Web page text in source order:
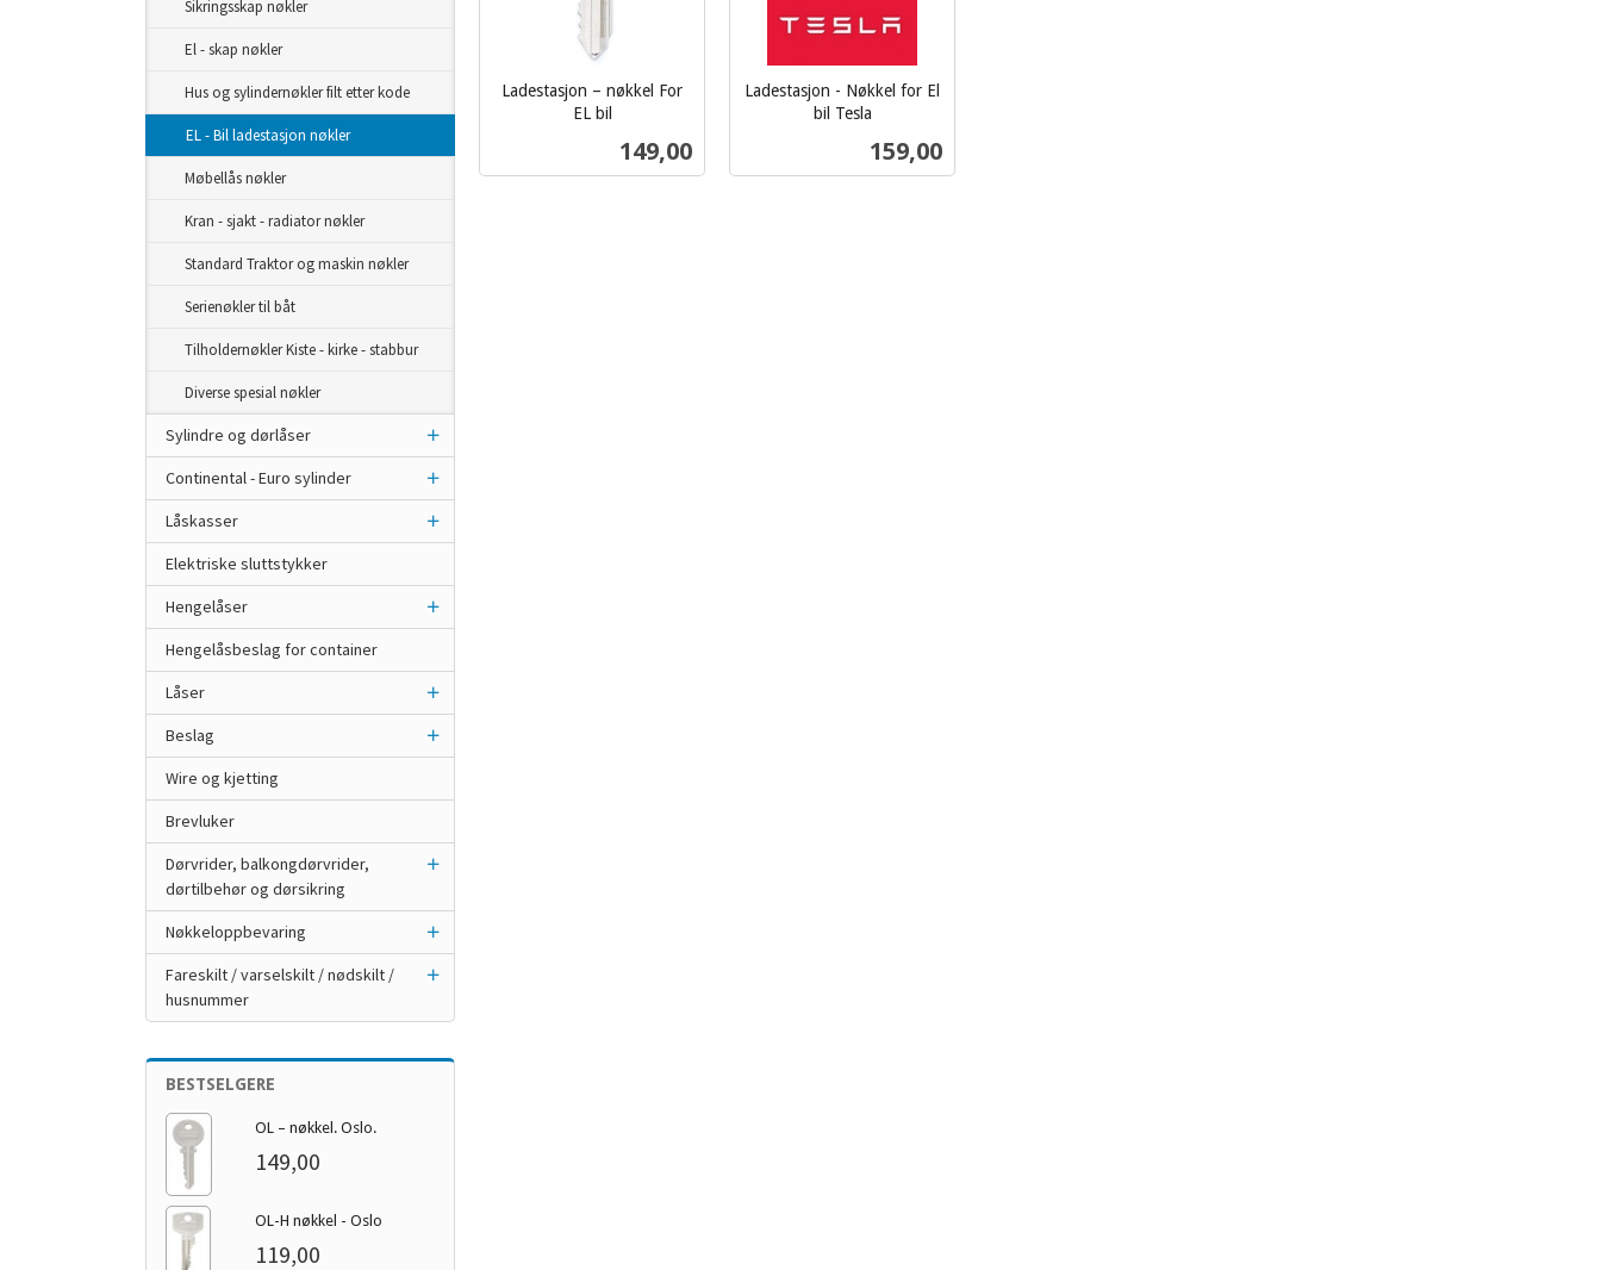
Ladestasjon – nøkkel For
EL bil
Pris
149,00
Ladestasjon - Nøkkel for El
bil Tesla
Pris
159,00
Sikringsskap nøkler
El - skap nøkler
Hus og sylindernøkler filt etter kode
EL - Bil ladestasjon nøkler
Møbellås nøkler
Kran - sjakt - radiator nøkler
Standard Traktor og maskin nøkler
Serienøkler til båt
Tilholdernøkler Kiste - kirke - stabbur
Diverse spesial nøkler
Sylindre og dørlåser
Continental - Euro sylinder
Låskasser
Elektriske sluttstykker
Hengelåser
Hengelåsbeslag for container
Låser
Beslag
Wire og kjetting
Brevluker
Dørvrider, balkongdørvrider,
dørtilbehør og dørsikring
Nøkkeloppbevaring
Fareskilt / varselskilt / nødskilt /
husnummer
BESTSELGERE
OL – nøkkel. Oslo.
149,00
OL-H nøkkel - Oslo
119,00